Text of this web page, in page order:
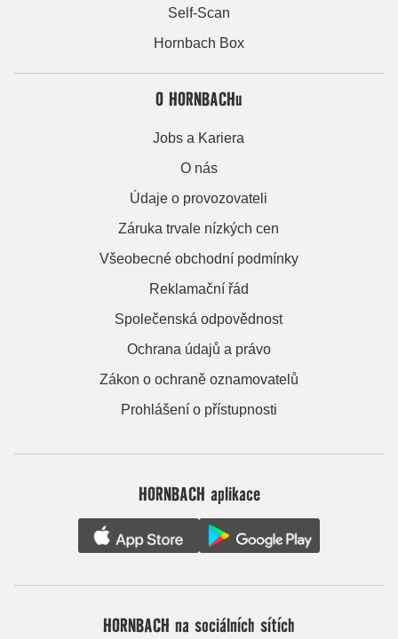
Self-Scan
Hornbach Box
O HORNBACHu
Jobs a Kariera
O nás
Údaje o provozovateli
Záruka trvale nízkých cen
Všeobecné obchodní podmínky
Reklamační řád
Společenská odpovědnost
Ochrana údajů a právo
Zákon o ochraně oznamovatelů
Prohlášení o přístupnosti
HORNBACH aplikace
HORNBACH na sociálních sítích